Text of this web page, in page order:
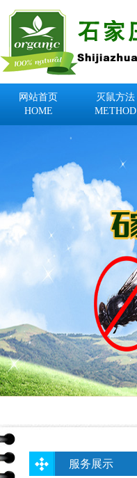
网站首页
HOME
灭鼠方法
METHOD
服务展示